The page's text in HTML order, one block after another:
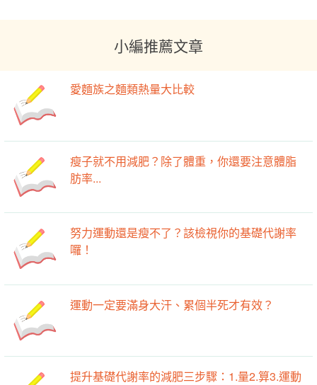
小編推薦文章
愛麵族之麵類熱量大比較
瘦子就不用減肥？除了體重，你還要注意體脂
肪率...
努力運動還是瘦不了？該檢視你的基礎代謝率
囉！
運動一定要滿身大汗、累個半死才有效？
提升基礎代謝率的減肥三步驟：1.量2.算3.運動